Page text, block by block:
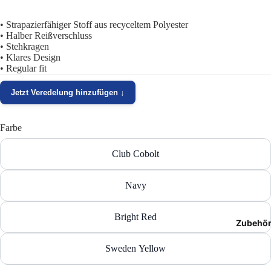
Hosen
Zubehör
• Strapazierfähiger Stoff aus recyceltem Polyester
• Halber Reißverschluss
• Stehkragen
• Klares Design
• Regular fit
Jetzt Veredelung hinzufügen ↓
Farbe
Club Cobolt
Navy
Bright Red
Sweden Yellow